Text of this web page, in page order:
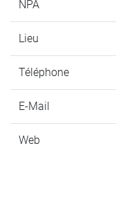
NPA
Lieu
Téléphone
E-Mail
Web